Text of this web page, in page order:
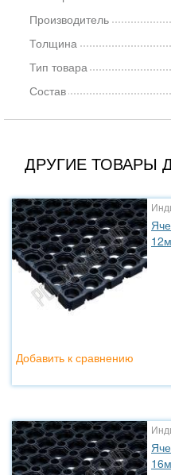
Производитель
Толщина
Тип товара
Состав
ДРУГИЕ ТОВАРЫ
Добавить к сравнению